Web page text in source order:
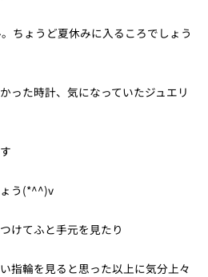
ちょうど夏休みに入るころでしょう
った時計、気になっていたジュエリ
う(*^^)v
けてふと手元を見たり
指輪を見ると思った以上に気分上々